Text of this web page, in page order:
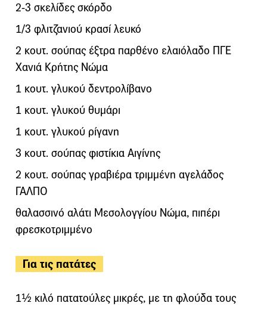
2-3 σκελίδες σκόρδο
1/3 φλιτζανιού κρασί λευκό
2 κουτ. σούπας έξτρα παρθένο ελαιόλαδο ΠΓΕ
Χανιά Κρήτης Νώμα
1 κουτ. γλυκού δεντρολίβανο
1 κουτ. γλυκού θυμάρι
1 κουτ. γλυκού ρίγανη
3 κουτ. σούπας φιστίκια Αιγίνης
2 κουτ. σούπας γραβιέρα τριμμένη αγελάδος
ΓΑΛΠΟ
θαλασσινό αλάτι Μεσολογγίου Νώμα, πιπέρι
φρεσκοτριμμένο
Για τις πατάτες
1½ κιλό πατατούλες μικρές, με τη φλούδα τους